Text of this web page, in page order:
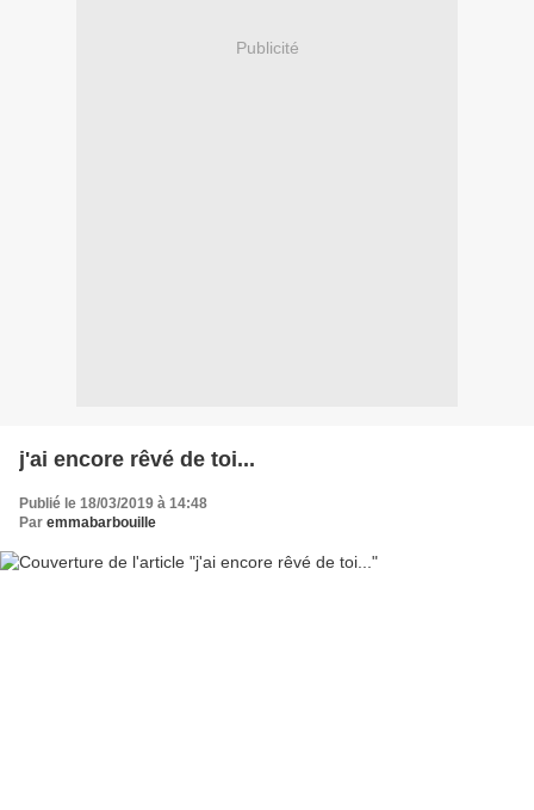
Publicité
j'ai encore rêvé de toi...
Publié le 18/03/2019 à 14:48
Par emmabarbouille